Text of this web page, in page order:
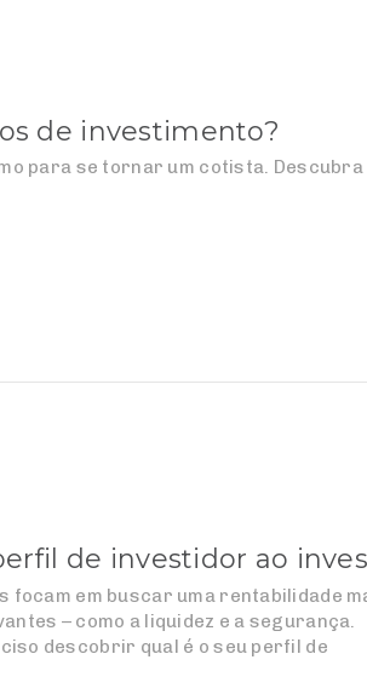
de investimento?
para se tornar um cotista. Descubra
de investidor ao
focam em buscar uma rentabilidade
– como a liquidez e a segurança.
descobrir qual é o seu perfil de